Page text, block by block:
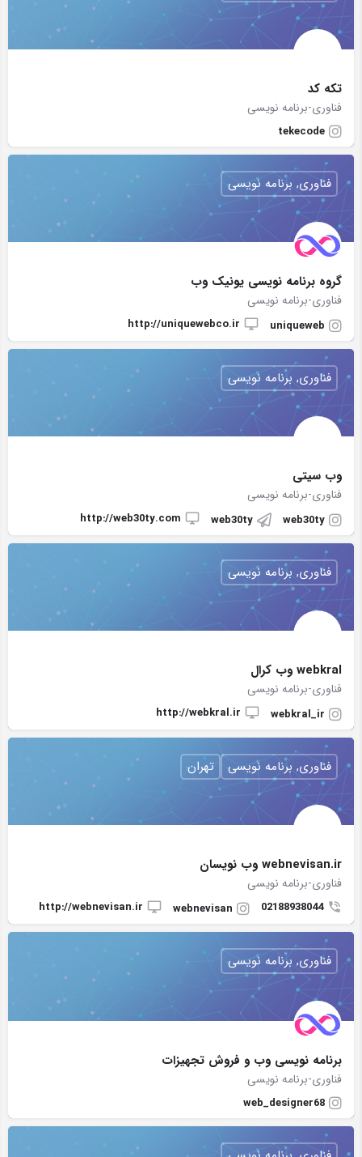
تکه کد
فناوری-برنامه نویسی
tekecode
گروه برنامه نویسی یونیک وب
فناوری-برنامه نویسی
uniqueweb
http://uniquewebco.ir
فناوری, برنامه نویسی
وب سیتی
فناوری-برنامه نویسی
web30ty
web30ty
http://web30ty.com
فناوری, برنامه نویسی
webkral وب کرال
فناوری-برنامه نویسی
webkral_ir
http://webkral.ir
فناوری, برنامه نویسی
webnevisan.ir وب نویسان
فناوری-برنامه نویسی
02188938044
webnevisan
http://webnevisan.ir
فناوری, برنامه نویسی تهران
برنامه نویسی وب و فروش تجهیزات
فناوری-برنامه نویسی
web_designer68
فناوری, برنامه نویسی